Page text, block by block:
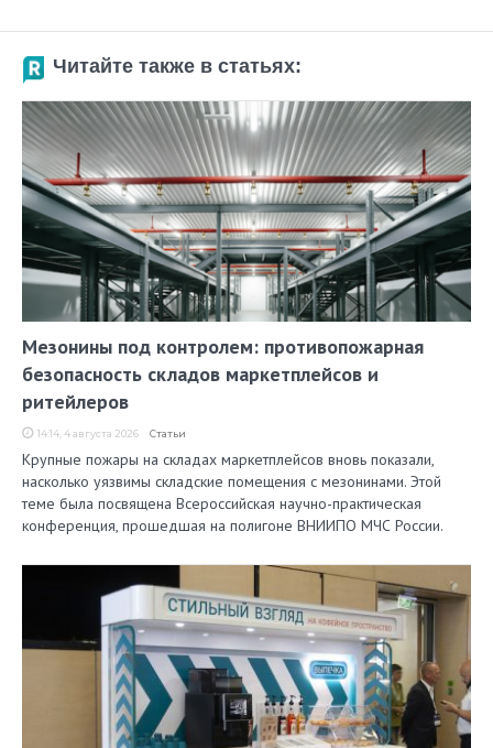
Читайте также в статьях:
Мезонины под контролем: противопожарная
безопасность складов маркетплейсов и
ритейлеров
14:14, 4 августа 2026 Статьи
Крупные пожары на складах маркетплейсов вновь показали,
насколько уязвимы складские помещения с мезонинами. Этой
теме была посвящена Всероссийская научно-практическая
конференция, прошедшая на полигоне ВНИИПО МЧС России.